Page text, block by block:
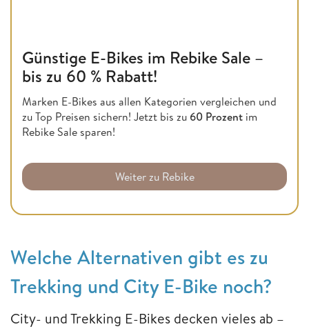
Günstige E-Bikes im Rebike Sale –
bis zu 60 % Rabatt!
Marken E-Bikes aus allen Kategorien vergleichen und
zu Top Preisen sichern! Jetzt bis zu 60 Prozent im
Rebike Sale sparen!
Weiter zu Rebike
Welche Alternativen gibt es zu
Trekking und City E-Bike noch?
City- und Trekking E-Bikes decken vieles ab –